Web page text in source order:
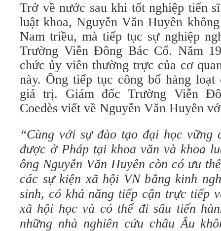
Trở về nước sau khi tốt nghiệp tiến
luật khoa, Nguyễn Văn Huyên
Nam triều, mà tiếp tục sự nghiệp
Trường Viễn Đông Bác Cổ. Năm
chức ủy viên thường trực của cơ
này. Ông tiếp tục công bố hàng
giá trị. Giám đốc Trường Viễn
Coedès viết về Nguyễn Văn Huyên
“Cùng với sự đào tạo đại học vững
được ở Pháp tại khoa văn và khoa
ông Nguyễn Văn Huyên còn có ưu
các sự kiện xã hội VN bằng kinh
sinh, có khả năng tiếp cận trực tiếp
xã hội học và có thể đi sâu tiến
những nhà nghiên cứu châu Âu